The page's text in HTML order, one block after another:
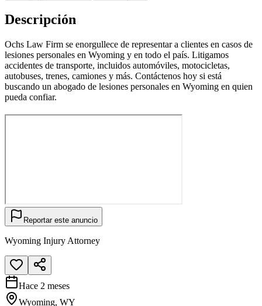
Descripción
Ochs Law Firm se enorgullece de representar a clientes en casos de
lesiones personales en Wyoming y en todo el país. Litigamos
accidentes de transporte, incluidos automóviles, motocicletas,
autobuses, trenes, camiones y más. Contáctenos hoy si está
buscando un abogado de lesiones personales en Wyoming en quien
pueda confiar.
Reportar este anuncio
Wyoming Injury Attorney
Hace 2 meses
Wyoming, WY